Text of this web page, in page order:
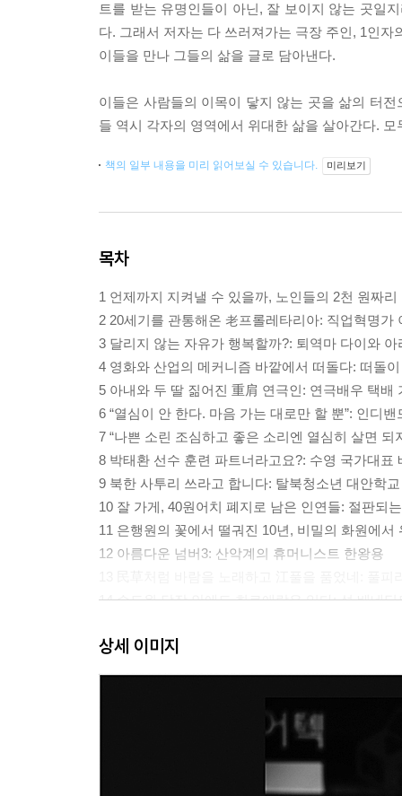
트를 받는 유명인들이 아닌, 잘 보이지 않는 곳일
다. 그래서 저자는 다 쓰러져가는 극장 주인, 1인
이들을 만나 그들의 삶을 글로 담아낸다.
이들은 사람들의 이목이 닿지 않는 곳을 삶의 터
들 역시 각자의 영역에서 위대한 삶을 살아간다.
책의 일부 내용을 미리 읽어보실 수 있습니다. 미리보기
목차
1 언제까지 지켜낼 수 있을까, 노인들의 2천 원짜
2 20세기를 관통해온 老프롤레타리아: 직업혁명가
3 달리지 않는 자유가 행복할까?: 퇴역마 다이와 아
4 영화와 산업의 메커니즘 바깥에서 떠돌다: 떠돌
5 아내와 두 딸 짊어진 重肩 연극인: 연극배우 택배
6 “열심이 안 한다. 마음 가는 대로만 할 뿐”: 인디
7 “나쁜 소린 조심하고 좋은 소리엔 열심히 살면 되
8 박태환 선수 훈련 파트너라고요?: 수영 국가대표
9 북한 사투리 쓰라고 합니다: 탈북청소년 대안학
10 잘 가게, 40원어치 폐지로 남은 인연들: 절판되
11 은행원의 꽃에서 떨궈진 10년, 비밀의 화원에
12 아름다운 넘버3: 산악계의 휴머니스트 한왕용
14 수도원 담장 안에도 희로애락은 있다: 성 베네
16 얼굴 없이 소비자를 유혹하다: 손 모델 최현숙
19 “한국도 성공했잖아요. 우리도 됩니다, 언젠가
20 오만한 문명의 냄새를 지우다: 다큐감독 최기순
21 두툼한 웃음으로 격랑을 버텨내다: 노래 「광야
22 작은 네모 속 큰 세상에 매료된 사람들: 우표
상세 이미지